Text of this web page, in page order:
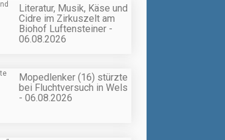
Literatur, Musik, Käse und
Cidre im Zirkuszelt am
Biohof Luftensteiner -
06.08.2026
Mopedlenker (16) stürzte
bei Fluchtversuch in Wels
- 06.08.2026